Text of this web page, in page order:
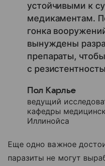
устойчивыми к
медикаментам.
гонка
вынуждены
препараты,
с
Пол Карлье
ведущий
кафедры
Иллинойса
Еще одно важное
паразиты не могут